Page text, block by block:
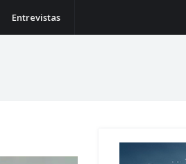
Entrevistas